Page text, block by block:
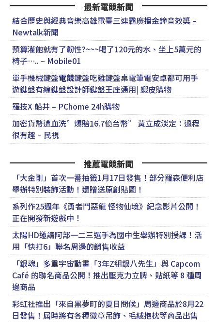
最新電競新聞
結合歷史與經典音樂高雄電臺三連霸廣播金鐘音效獎 –
Newtalk新聞
預算灌飽就有了韌性?~~~喝了120元的水、坐上5萬元的
椅子….. – Mobile01
單手機械鍵盤電競鍵盤吃雞鍵盤桌電筆電安卓都可用手
遊鍵盤有線鍵盤設計師鍵盤王座通用| 蝦皮購物
羅技X 船井 – PChome 24h購物
加密貨幣遭血洗”爆賠16.7億台幣” 黃立成淡定：過程
很有趣 – 民視
推薦電競新聞
「大金剛」首次一番抽籤1月17日發售！部分羅森便利店
舉辦特別裝飾活動！還贈送原創貼圖！
系列作25週年《勇者鬥惡龍 怪物仙境》紀念影片公開！
正在開發新遊戲中！
太陽HD邀請阿部一二三選手為國中生舉辦特別授課！活
用「快打6」聯名周邊的銷售收益
「銀魂」多重宇宙動畫「3年Z組銀八先生」與 Capcom
Café 的聯名商品公開！推出壓克力立牌、貼紙等 8 種周
邊商品
彩虹社推出「來自黑夢町的夏日問候」周邊商品於8月22
日發售！屆時將有各種徽章吊飾、毛絨抱枕等商品出售